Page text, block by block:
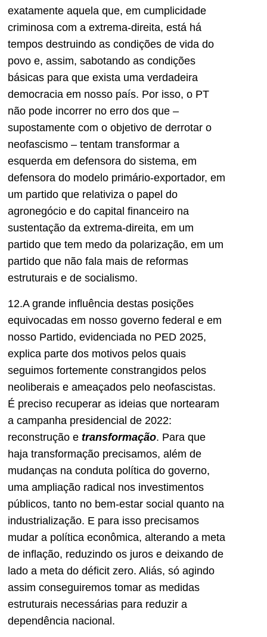
exatamente aquela que, em cumplicidade
criminosa com a extrema-direita, está há
tempos destruindo as condições de vida do
povo e, assim, sabotando as condições
básicas para que exista uma verdadeira
democracia em nosso país. Por isso, o PT
não pode incorrer no erro dos que –
supostamente com o objetivo de derrotar o
neofascismo – tentam transformar a
esquerda em defensora do sistema, em
defensora do modelo primário-exportador, em
um partido que relativiza o papel do
agronegócio e do capital financeiro na
sustentação da extrema-direita, em um
partido que tem medo da polarização, em um
partido que não fala mais de reformas
estruturais e de socialismo.
12.A grande influência destas posições
equivocadas em nosso governo federal e em
nosso Partido, evidenciada no PED 2025,
explica parte dos motivos pelos quais
seguimos fortemente constrangidos pelos
neoliberais e ameaçados pelo neofascistas.
É preciso recuperar as ideias que nortearam
a campanha presidencial de 2022:
reconstrução e transformação. Para que
haja transformação precisamos, além de
mudanças na conduta política do governo,
uma ampliação radical nos investimentos
públicos, tanto no bem-estar social quanto na
industrialização. E para isso precisamos
mudar a política econômica, alterando a meta
de inflação, reduzindo os juros e deixando de
lado a meta do déficit zero. Aliás, só agindo
assim conseguiremos tomar as medidas
estruturais necessárias para reduzir a
dependência nacional.